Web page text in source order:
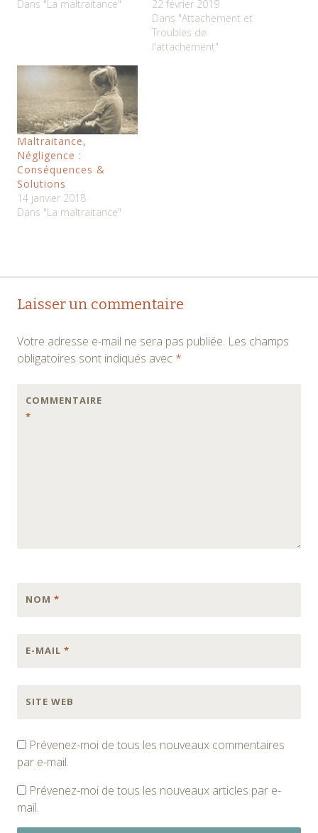
Dans "La maltraitance"
22 février 2019
Dans "Attachement et
Troubles de
l'attachement"
Maltraitance,
Négligence :
Conséquences &
Solutions
14 janvier 2018
Dans "La maltraitance"
Navigation
articles
Laisser un commentaire
Votre adresse e-mail ne sera pas publiée. Les champs
obligatoires sont indiqués avec *
COMMENTAIRE
*
NOM *
E-MAIL *
SITE WEB
Prévenez-moi de tous les nouveaux commentaires
par e-mail.
Prévenez-moi de tous les nouveaux articles par e-
mail.